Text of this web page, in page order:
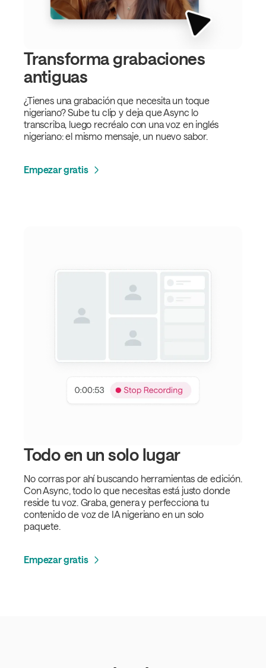
Transforma grabaciones
antiguas
¿Tienes una grabación que necesita un toque
nigeriano? Sube tu clip y deja que Async lo
transcriba, luego recréalo con una voz en inglés
nigeriano: el mismo mensaje, un nuevo sabor.
Empezar gratis
Todo en un solo lugar
No corras por ahí buscando herramientas de edición.
Con Async, todo lo que necesitas está justo donde
reside tu voz. Graba, genera y perfecciona tu
contenido de voz de IA nigeriano en un solo
paquete.
Empezar gratis